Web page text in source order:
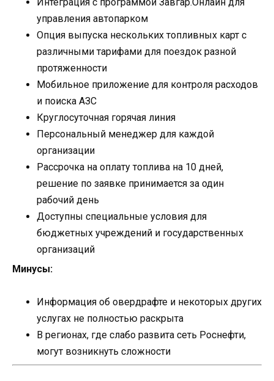
управления автопарком
Опция выпуска нескольких топливных карт с
различными тарифами для поездок разной
протяженности
Мобильное приложение для контроля расходов
и поиска АЗС
Круглосуточная горячая линия
Персональный менеджер для каждой
организации
Рассрочка на оплату топлива на 10 дней,
решение по заявке принимается за один
рабочий день
Доступны специальные условия для
бюджетных учреждений и государственных
организаций
Минусы:
Информация об овердрафте и некоторых других
услугах не полностью раскрыта
В регионах, где слабо развита сеть Роснефти,
могут возникнуть сложности